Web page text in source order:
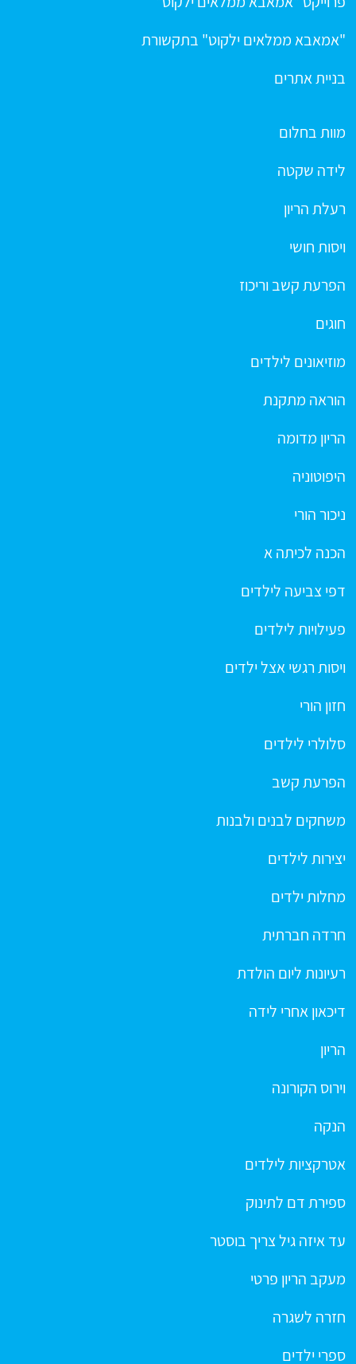
"אמאבא ממלאים ילקוט" בתקשורת
בניית אתרים
מוות בחלום
לידה שקטה
רעלת הריון
ויסות חושי
הפרעת קשב וריכוז
חוגים
מוזיאונים לילדים
הוראה מתקנת
הריון מדומה
היפוטוניה
ניכור הורי
הכנה לכיתה א
דפי צביעה לילדים
פעילויות לילדים
ויסות רגשי אצל ילדים
חזון הורי
סלולרי לילדים
הפרעת קשב
משחקים לבנים ולבנות
יצירות לילדים
מחלות ילדים
חרדה חברתית
רעיונות ליום הולדת
דיכאון אחרי לידה
הריון
וירוס הקורונה
הנקה
אטרקציות לילדים
ספירת דם לתינוק
עד איזה גיל צריך בוסטר
מעקב הריון פרטי
חזרה לשגרה
ספרי ילדים